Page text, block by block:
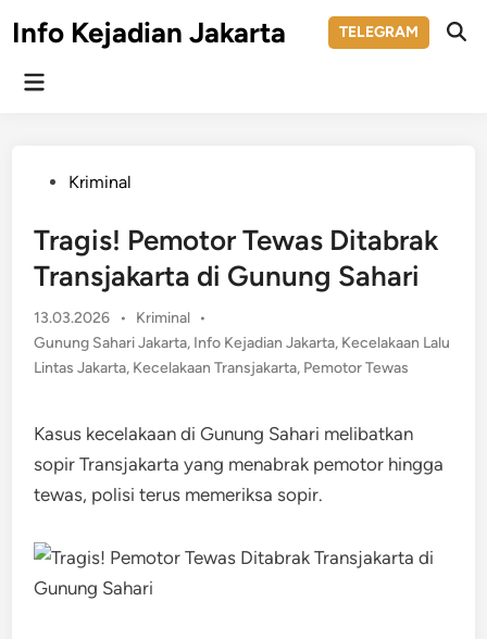
toInfo Kejadian Jakarta TELEGRAM
Main
PostedKriminal
Tragis! Pemotor Tewas Ditabrak
Transjakarta di Gunung Sahari
13.03.2026 •
Posted
in
Kriminal •
Gunung Sahari Jakarta, Info Kejadian Jakarta, Kecelakaan Lalu
Lintas Jakarta, Kecelakaan Transjakarta, Pemotor Tewas
Kasus kecelakaan di Gunung Sahari melibatkan
sopir Transjakarta yang menabrak pemotor hingga
tewas, polisi terus memeriksa sopir.